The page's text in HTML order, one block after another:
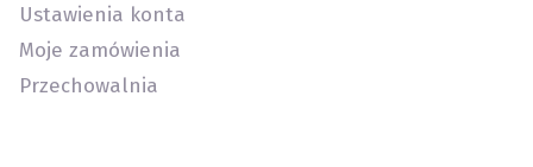
Ustawienia konta
Moje zamówienia
Przechowalnia